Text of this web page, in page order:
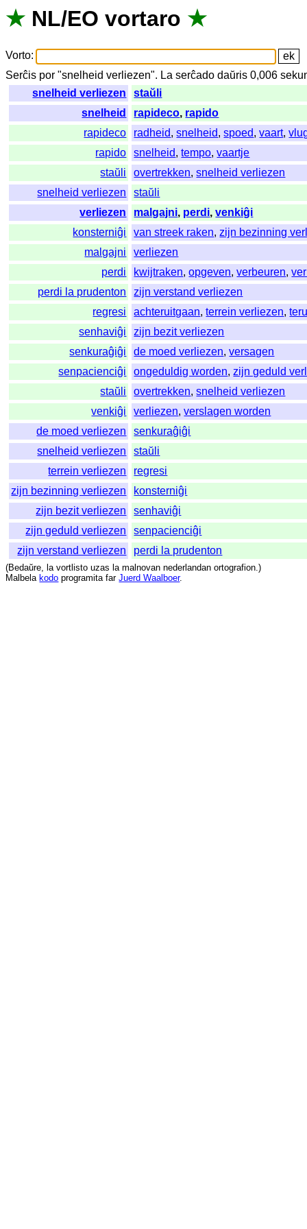
★ NL/EO vortaro ★
Vorto:
Serĉis por "snelheid verliezen". La serĉado daŭris 0,006
snelheid verliezen
staŭli
snelheid
rapideco, rapido
rapideco
radheid,snelheid,spoed,vaart,
rapido
snelheid,tempo,vaartje
staŭli
overtrekken,snelheid verliezen
snelheid verliezen
staŭli
verliezen
malgajni, perdi,venkiĝi
konsterniĝi
van streek raken,zijn bezinning
malgajni
verliezen
perdi
kwijtraken,opgeven,verbeuren,
perdi la prudenton
zijn verstand verliezen
regresi
achteruitgaan,terrein verliezen,
senhaviĝi
zijn bezit verliezen
senkuraĝiĝi
de moed verliezen,versagen
senpacienciĝi
ongeduldig worden,zijn geduld
staŭli
overtrekken,snelheid verliezen
venkiĝi
verliezen,verslagen worden
de moed verliezen
senkuraĝiĝi
snelheid verliezen
staŭli
terrein verliezen
regresi
zijn bezinning verliezen
konsterniĝi
zijn bezit verliezen
senhaviĝi
zijn geduld verliezen
senpacienciĝi
zijn verstand verliezen
perdi la prudenton
(Bedaŭre, la vortlisto uzas la malnovan nederlandan ortografion.)
Malbela kodo programita far Juerd Waalboer.